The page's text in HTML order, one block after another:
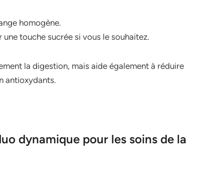
homogène.
touche sucrée si vous le souhaitez.
la digestion, mais aide également à réduire
antioxydants.
dynamique pour les soins de la